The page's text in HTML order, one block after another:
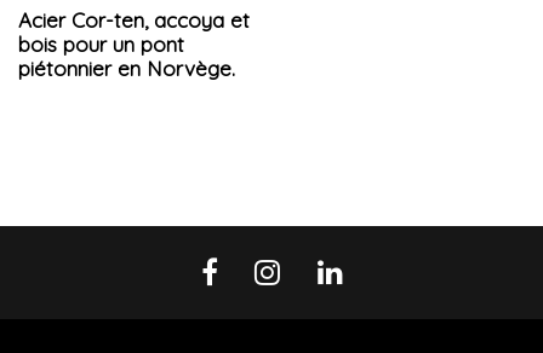
Acier Cor-ten, accoya et
bois pour un pont
piétonnier en Norvège.